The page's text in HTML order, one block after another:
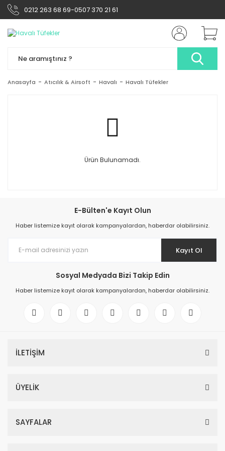
0212 263 68 69-0507 370 21 61
Anasayfa Atıcılık & Airsoft Havalı Havalı Tüfekler
Ürün Bulunamadı.
E-Bülten'e Kayıt Olun
Haber listemize kayıt olarak kampanyalardan, haberdar olabilirsiniz.
Kayıt Ol
Sosyal Medyada Bizi Takip Edin
Haber listemize kayıt olarak kampanyalardan, haberdar olabilirsiniz.
İLETİŞİM
ÜYELİK
SAYFALAR